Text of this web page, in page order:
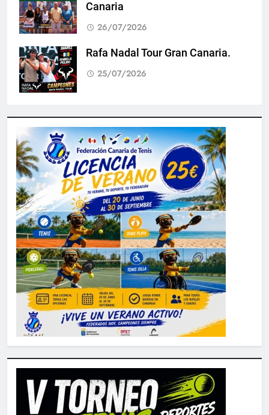
Canaria
26/07/2026
Rafa Nadal Tour Gran Canaria.
25/07/2026